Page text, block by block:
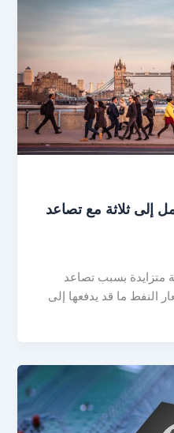
إلى ثلاثة مع تصاعد
متزايدة بسبب تصاعد
النفط ما قد يدفعها إلى